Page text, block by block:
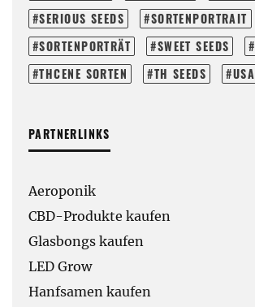
SERIOUS SEEDS
SORTENPORTRAIT
SORTENPORTRÄT
SWEET SEEDS
THCENE SORTEN
TH SEEDS USA
PARTNERLINKS
Aeroponik
CBD-Produkte kaufen
Glasbongs kaufen
LED Grow
Hanfsamen kaufen